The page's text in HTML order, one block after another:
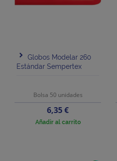
Globos Modelar 260
Estándar Sempertex
Bolsa 50 unidades
Precio
6,35 €
Añadir al carrito